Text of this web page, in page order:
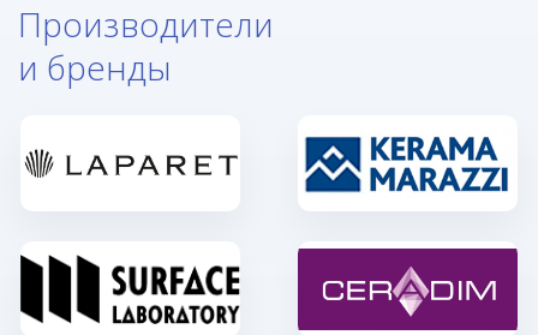
Производители
и бренды